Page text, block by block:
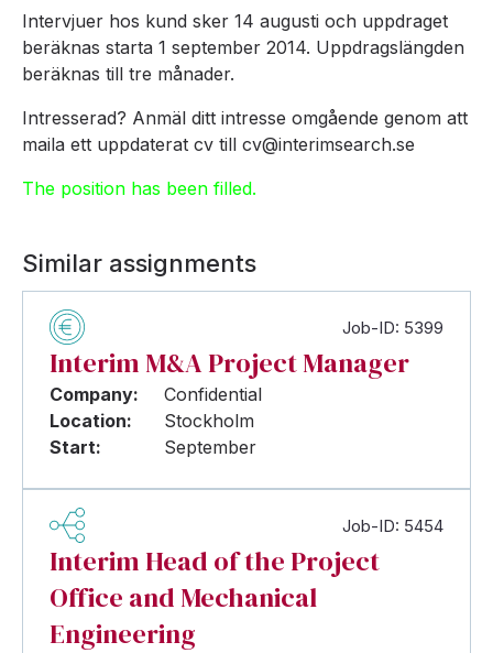
Intervjuer hos kund sker 14 augusti och uppdraget
beräknas starta 1 september 2014. Uppdragslängden
beräknas till tre månader.
Intresserad? Anmäl ditt intresse omgående genom att
maila ett uppdaterat cv till cv@interimsearch.se
The position has been filled.
Similar assignments
Job-ID: 5399
Interim M&A Project Manager
Company:
Confidential
Location:
Stockholm
Start:
September
Job-ID: 5454
Interim Head of the Project
Office and Mechanical
Engineering